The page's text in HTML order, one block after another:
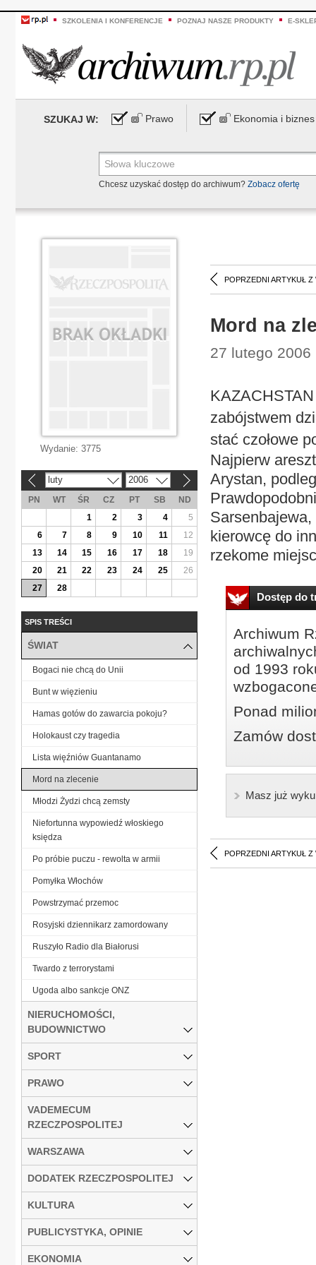
SZKOLENIA I KONFERENCJE POZNAJ NASZE PRODUKTY E-
SZUKAJ W: Prawo Ekonomia i biznes
Chcesz uzyskać dostęp do archiwum? Zobacz ofertę
POPRZEDNI ARTYKUŁ Z
Mord na
27 lutego 2006
zabójstwem
stać czołowe
Najpierw
Arystan,
kierowcę do
rzekome
Dostęp do
Archiwum
od 1993
Ponad
Zamów
Masz już
POPRZEDNI ARTYKUŁ Z
Wydanie: 3775
luty 2006
PN WT ŚR CZ PT SB
ND
1
2 3 4
5
6
7 8 9 10 11
12
13
14 15 16 17 18
19
20
21 22 23 24 25
26
27
28
SPIS TREŚCI
ŚWIAT
Bogaci nie chcą do Unii
Bunt w więzieniu
Hamas gotów do zawarcia pokoju?
Holokaust czy tragedia
Lista więźniów Guantanamo
Mord na zlecenie
Młodzi Żydzi chcą zemsty
Niefortunna wypowiedź włoskiego
księdza
Po próbie puczu - rewolta w armii
Pomyłka Włochów
Powstrzymać przemoc
Rosyjski dziennikarz zamordowany
Ruszyło Radio dla Białorusi
Twardo z terrorystami
Ugoda albo sankcje ONZ
NIERUCHOMOŚCI,
BUDOWNICTWO
SPORT
PRAWO
VADEMECUM
RZECZPOSPOLITEJ
WARSZAWA
DODATEK RZECZPOSPOLITEJ
KULTURA
PUBLICYSTYKA, OPINIE
EKONOMIA